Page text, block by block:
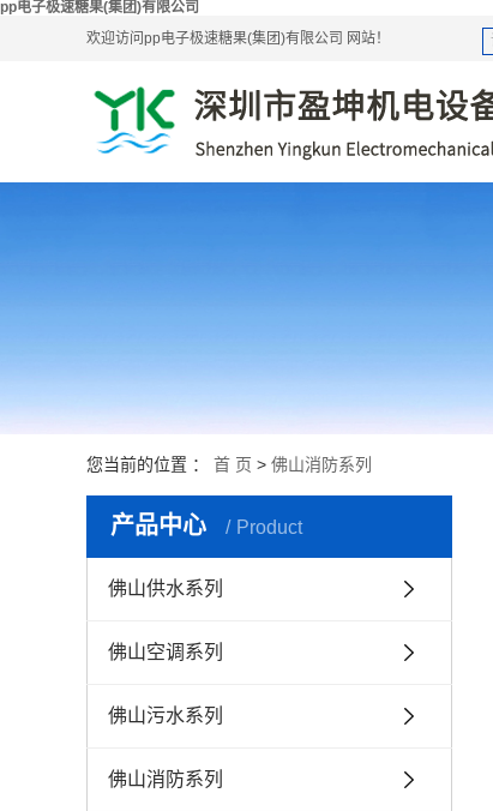
pp电子极速糖果(集团)有限公司
欢迎访问pp电子极速糖果(集团)有限公司 网站！
您当前的位置 ： 首 页 > 佛山消防系列
产品中心 Product
佛山供水系列
佛山空调系列
佛山污水系列
佛山消防系列